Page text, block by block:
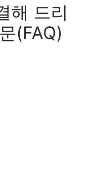
해 드리
(FAQ)